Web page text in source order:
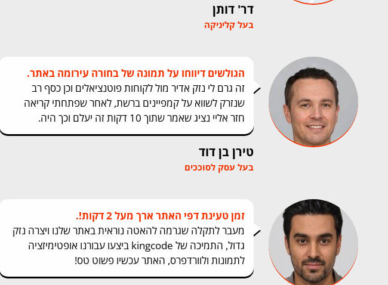
דר' דותן
בעל קליניקה
טירן בן דוד
בעל עסק לסוככים
הגולשים דיווחו על תמונה של בחורה עירומה באתר.
זה גרם לי נזק אדיר מול לקוחות פוטנציאלים וכן כסף רב
שנזרק לשווא על קמפיינים ברשת, לאחר שפתחתי קריאה
חזר אליי נציג שאמר שתוך 10 דקות זה יעלם וכך היה.
זמן טעינת דפי האתר ארך מעל 2 דקות!.
מעבר לתקלה שגרמה להאטה נוראית באתר שלנו ויצרה נזק
גדול, התמיכה של kingcode ביצעו עבורנו אופטימיזציה
לתמונות ולוורדפרס, האתר עכשיו פשוט טס!